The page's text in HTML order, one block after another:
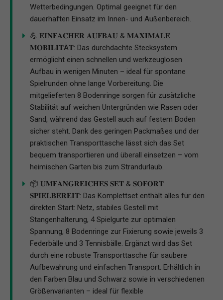
Wetterbedingungen. Optimal geeignet für den
dauerhaften Einsatz im Innen- und Außenbereich.
💪 𝐄𝐈𝐍𝐅𝐀𝐂𝐇𝐄𝐑 𝐀𝐔𝐅𝐁𝐀𝐔 & 𝐌𝐀𝐗𝐈𝐌𝐀𝐋𝐄
𝐌𝐎𝐁𝐈𝐋𝐈𝐓Ä𝐓: Das durchdachte Stecksystem
ermöglicht einen schnellen und werkzeuglosen
Aufbau in wenigen Minuten – ideal für spontane
Spielrunden ohne lange Vorbereitung. Die
mitgelieferten 8 Bodenringe sorgen für zusätzliche
Stabilität auf weichen Untergründen wie Rasen oder
Sand, während das Gestell auch auf festem Boden
sicher steht. Dank des geringen Packmaßes und der
praktischen Transporttasche lässt sich das Set
bequem transportieren und überall einsetzen – vom
heimischen Garten bis zum Strandurlaub.
📦 𝐔𝐌𝐅𝐀𝐍𝐆𝐑𝐄𝐈𝐂𝐇𝐄𝐒 𝐒𝐄𝐓 & 𝐒𝐎𝐅𝐎𝐑𝐓
𝐒𝐏𝐈𝐄𝐋𝐁𝐄𝐑𝐄𝐈𝐓: Das Komplettset enthält alles für den
direkten Start: Netz, stabiles Gestell mit
Stangenhalterung, 4 Spielgurte zur optimalen
Spannung, 8 Bodenringe zur Fixierung sowie jeweils 3
Federbälle und 3 Tennisbälle. Ergänzt wird das Set
durch eine robuste Transporttasche für saubere
Aufbewahrung und einfachen Transport. Erhältlich in
den Farben Blau und Schwarz sowie in verschiedenen
Größenvarianten – ideal für flexible